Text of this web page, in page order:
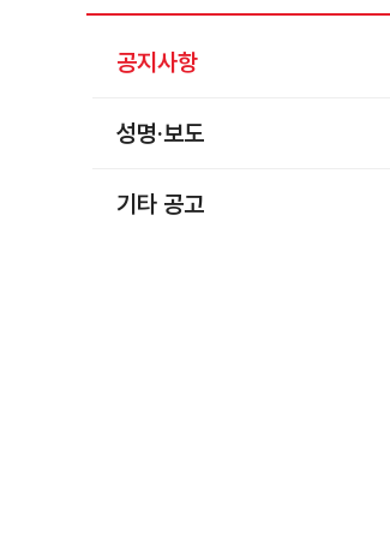
공지사항
성명·보도
기타 공고